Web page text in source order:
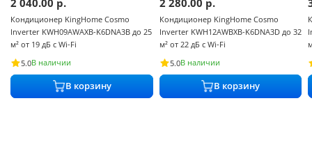
Кондиционер KingHome Cosmo
Inverter KWH09AWAXB-K6DNA3B до 25
м² от 19 дБ с Wi-Fi
5.0В наличии
В корзину
Кондиционер KingHome Cosmo
Inverter KWH12AWBXB-K6DNA3D до 32
м² от 22 дБ с Wi-Fi
5.0В наличии
В корзину